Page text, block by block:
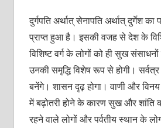
दुर्गपति अर्थात् सेनापति अर्थात् दुर्गेश
प्राप्त हुआ है। इसकी वजह से देश के
विशिष्ट वर्ग के लोगों को ही सुख संसाधनों
उनकी समृद्धि विशेष रूप से होगी।
बनेंगे। शासन दृढ़ होगा। वाणी और
में बढ़ोतरी होने के कारण सुख और शांति
रहने वाले लोगों और पर्वतीय स्थान के